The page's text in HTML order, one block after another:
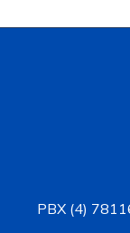
PBX (4)